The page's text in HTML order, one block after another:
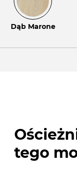
Dąb Marone
tego